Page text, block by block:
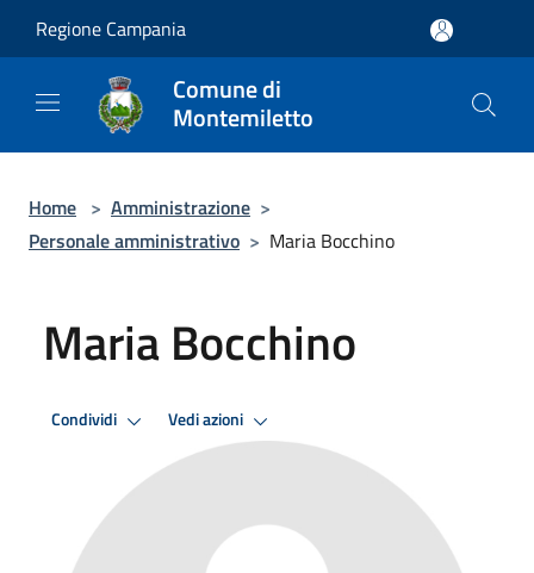
Regione Campania
Comune di
Montemiletto
Home > Amministrazione >
Personale amministrativo > Maria Bocchino
Maria Bocchino
Condividi Vedi azioni